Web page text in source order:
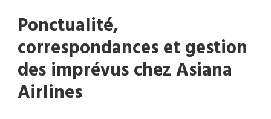
Ponctualité,
correspondances et gestion
des imprévus chez Asiana
Airlines